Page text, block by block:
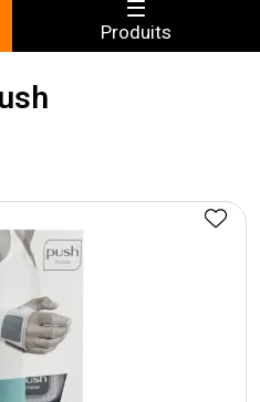
Produits